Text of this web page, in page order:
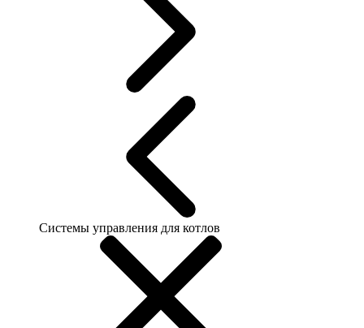
Системы управления для котлов